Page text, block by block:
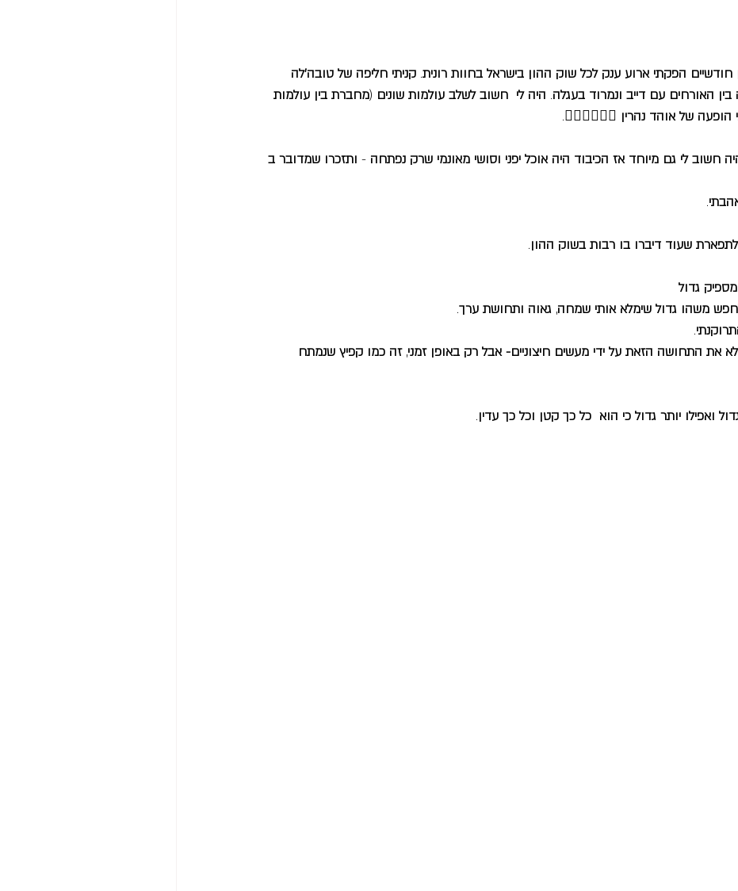
חודשיים הפקתי ארוע ענק לכל שוק ההון בישראל בחוות רונית. קניתי חליפה של טובה׳לה
האורחים עם דייב ונמרוד בעגלה. היה לי חשוב לשלב עולמות שונים (מחברת בין עולמות
הופעה של אוהד נהרין 🤸‍♀️🤸‍♀️🤸‍♀️.
חשוב לי גם מיוחד אז הכיבוד היה אוכל יפני וסושי מאונמי שרק נפתחה - ותזכרו שמדובר ב
.
לתפארת שעוד דיברו בו רבות בשוק ההון.
גדול
משהו גדול שימלא אותי שמחה, גאוה ותחושת ערך.
.
את התחושה הזאת על ידי מעשים חיצוניים- אבל רק באופן זמני, זה כמו קפיץ שנמתח
ואפילו יותר גדול כי הוא כל כך קטן וכל כך עדין.